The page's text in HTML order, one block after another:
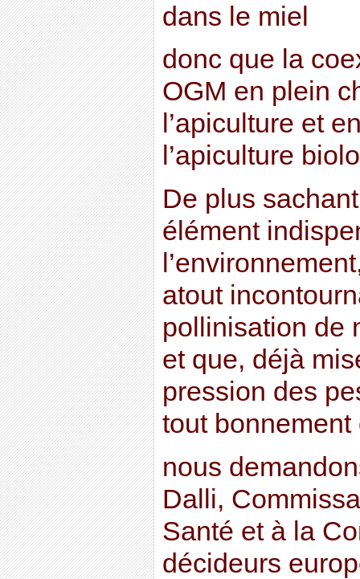
dans le miel
donc que la
OGM en plein
l’apiculture et
l’apiculture
De plus
élément
atout
pollinisation de
et que, déjà
pression des
tout
nous
Dalli,
Santé et à la
décideurs